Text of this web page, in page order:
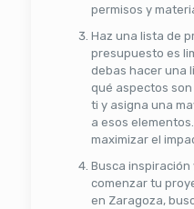
permisos y
Haz una lista de
presupuesto es
debas hacer una
qué aspectos
ti y asigna una
a esos
maximizar el
Busca
comenzar tu
en Zaragoza,